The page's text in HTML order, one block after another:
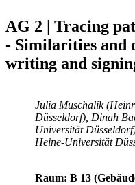
AG 2 | Tracing
- Similarities and
writing and
Julia Muschalik
Düsseldorf), Dinah
Universität
Heine-Universität
Raum: B 13